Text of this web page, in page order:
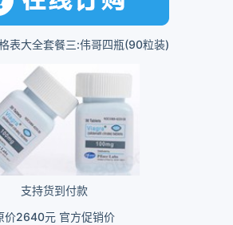
表大全套餐三:伟哥四瓶(90粒装)
支持货到付款
价2640元 官方促销价